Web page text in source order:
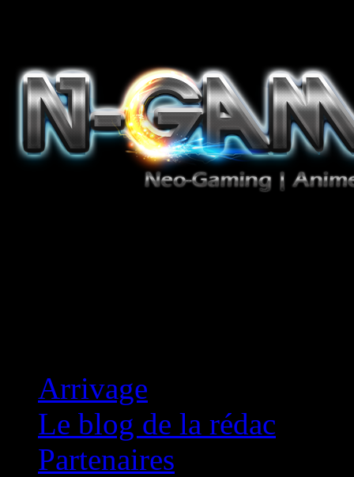
Arrivage
Le blog de la rédac
Partenaires